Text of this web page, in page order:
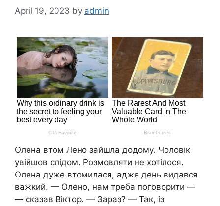
April 19, 2023 by admin
Олена втом Лено зайшла додому. Чоловік
увійшов слідом. Розмовляти не хотілося.
Олена дуже втомилася, адже день видався
важкий. — Олено, нам треба поговорити —
— сказав Віктор. — Зараз? — Так, із